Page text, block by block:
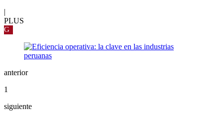
PLUS
G
anterior
1
siguiente